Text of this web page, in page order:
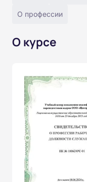
О профессии
О курсе